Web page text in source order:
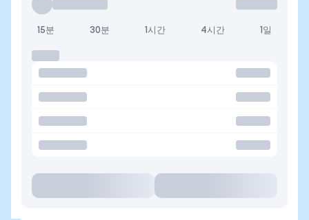
15분 30분 1시간 4시간 1일